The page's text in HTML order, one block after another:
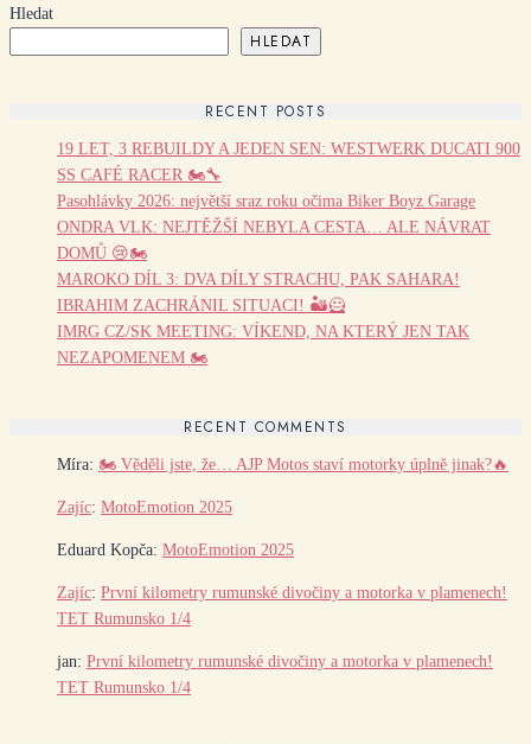
Hledat
HLEDAT
RECENT POSTS
19 LET, 3 REBUILDY A JEDEN SEN: WESTWERK DUCATI 900
SS CAFÉ RACER 🏍️🔧
Pasohlávky 2026: největší sraz roku očima Biker Boyz Garage
ONDRA VLK: NEJTĚŽŠÍ NEBYLA CESTA… ALE NÁVRAT
DOMŮ 😢🏍️
MAROKO DÍL 3: DVA DÍLY STRACHU, PAK SAHARA!
IBRAHIM ZACHRÁNIL SITUACI! 🏜️🦸
IMRG CZ/SK MEETING: VÍKEND, NA KTERÝ JEN TAK
NEZAPOMENEM 🏍️
RECENT COMMENTS
Míra: 🏍️ Věděli jste, že… AJP Motos staví motorky úplně jinak?🔥
Zajíc: MotoEmotion 2025
Eduard Kopča: MotoEmotion 2025
Zajíc: První kilometry rumunské divočiny a motorka v plamenech!
TET Rumunsko 1/4
jan: První kilometry rumunské divočiny a motorka v plamenech!
TET Rumunsko 1/4